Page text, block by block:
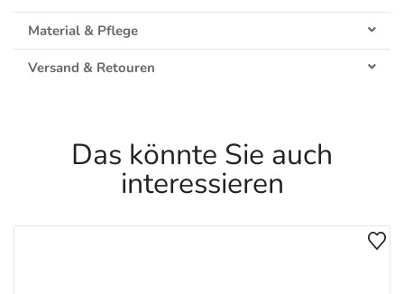
Material & Pflege
Versand & Retouren
Das könnte Sie auch
interessieren